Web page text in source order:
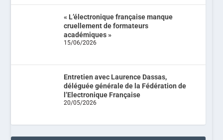
« L’électronique française manque
cruellement de formateurs
académiques »
15/06/2026
Entretien avec Laurence Dassas,
déléguée générale de la Fédération de
l’Electronique Française
20/05/2026